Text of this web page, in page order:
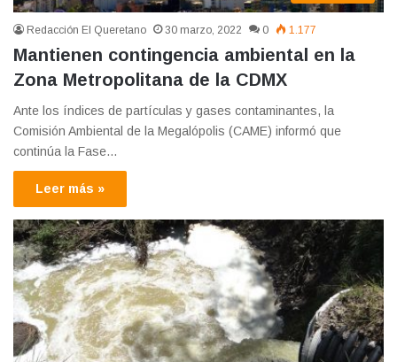
Redacción El Queretano 30 marzo, 2022 0 1.177
Mantienen contingencia ambiental en la
Zona Metropolitana de la CDMX
Ante los índices de partículas y gases contaminantes, la
Comisión Ambiental de la Megalópolis (CAME) informó que
continúa la Fase…
Leer más »